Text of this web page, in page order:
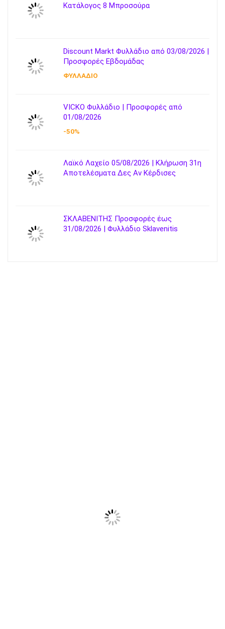
Κατάλογος 8 Μπροσούρα
Discount Markt Φυλλάδιο από 03/08/2026 |
Προσφορές Εβδομάδας
ΦΥΛΛΑΔΙΟ
VICKO Φυλλάδιο | Προσφορές από
01/08/2026
-50%
Λαϊκό Λαχείο 05/08/2026 | Κλήρωση 31η
Αποτελέσματα Δες Αν Κέρδισες
ΣΚΛΑΒΕΝΙΤΗΣ Προσφορές έως
31/08/2026 | Φυλλάδιο Sklavenitis